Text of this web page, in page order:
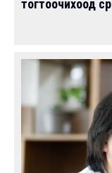
тогтоочихоод